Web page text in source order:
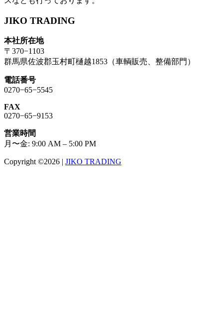
JIKO TRADING
本社所在地
〒370−1103
群馬県佐波郡玉村町樋越1853（車輌販売、整備部門）
電話番号
0270−65−5545
FAX
0270−65−9153
営業時間
月〜金: 9:00 AM – 5:00 PM
Copyright ©2026 | JIKO TRADING